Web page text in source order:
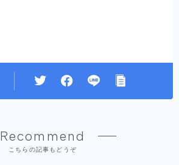
Recommend
こちらの記事もどうぞ